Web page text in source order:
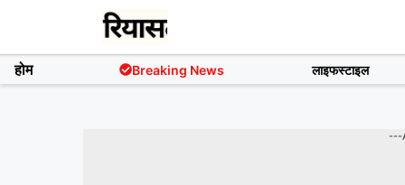
content
होम
Breaking News लाइफस्टाइल
---